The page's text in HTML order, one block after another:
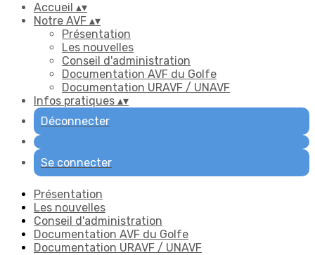
Accueil ▴▾
Notre AVF ▴▾
Présentation
Les nouvelles
Conseil d'administration
Documentation AVF du Golfe
Documentation URAVF / UNAVF
Infos pratiques ▴▾
Déconnecter
Se connecter
Présentation
Les nouvelles
Conseil d'administration
Documentation AVF du Golfe
Documentation URAVF / UNAVF